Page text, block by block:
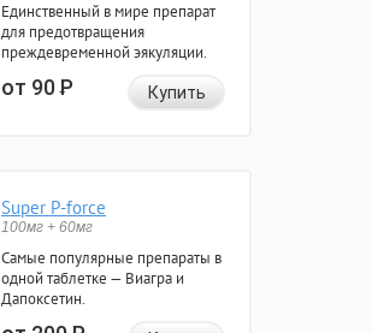
Единственный в мире препарат
для предотвращения
преждевременной эякуляции.
от 90Р Купить
Super P-force
100мг + 60мг
Самые популярные препараты в
одной таблетке — Виагра и
Дапоксетин.